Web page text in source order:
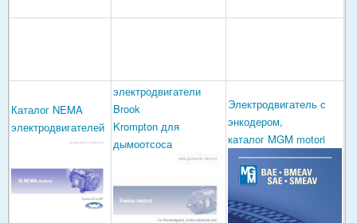
Каталог NEMA
электродвигателей
электродвигатели
Brook
Krompton для
дымоотсоса
Электродвигатель с
энкодером,
каталог MGM motori